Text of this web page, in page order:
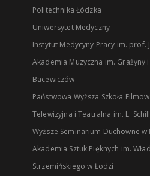
Politechnika Łódzka
Uniwersytet Medyczny
Instytut Medycyny Pracy im. prof.
Akademia Muzyczna im. Grażyny
Bacewiczów
Państwowa Wyższa Szkoła
Telewizyjna i Teatralna im. L.
Wyższe Seminarium Duchowne w
Akademia Sztuk Pięknych im.
Strzemińskiego w Łodzi